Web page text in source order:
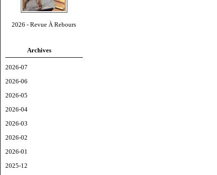
2026 - Revue À Rebours
Archives
2026-07
2026-06
2026-05
2026-04
2026-03
2026-02
2026-01
2025-12